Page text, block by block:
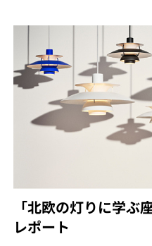
「北欧の灯りに学ぶ
レポート